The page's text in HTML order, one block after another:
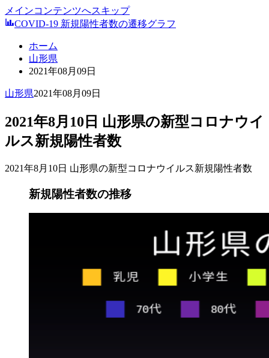
メインコンテンツへスキップ
COVID-19 新規陽性者数の遷移グラフ
ホーム
山形県
2021年08月09日
山形県2021年08月09日
2021年8月10日 山形県の新型コロナウイ
ルス新規陽性者数
2021年8月10日 山形県の新型コロナウイルス新規陽性者数
新規陽性者数の推移